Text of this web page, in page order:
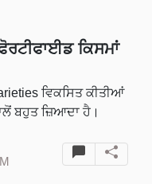
ਕਿਸਮਾਂ
ਵਿਕਸਿਤ ਕੀਤੀਆਂ
ਬਹੁਤ ਜ਼ਿਆਦਾ ਹੈ।